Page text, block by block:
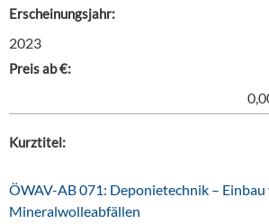
Erscheinungsjahr:
2023
Preis ab €:
Kurztitel:
ÖWAV-AB 071: Deponietechnik – Einbau
Mineralwolleabfällen